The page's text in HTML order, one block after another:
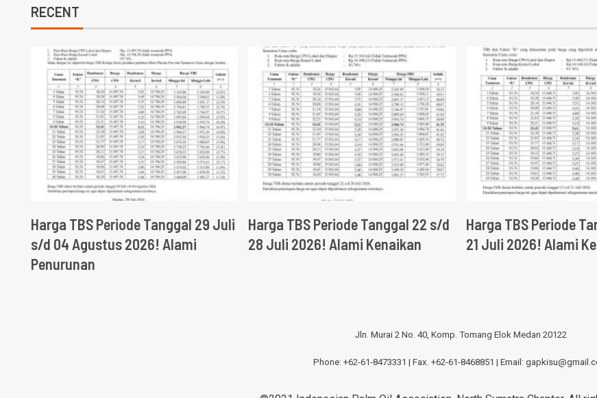
RECENT
Harga TBS Periode Tanggal 29 Juli
s/d 04 Agustus 2026! Alami
Penurunan
Harga TBS Periode Tanggal 22 s/d
28 Juli 2026! Alami Kenaikan
Harga TBS Periode
21 Juli 2026! Alami
Jln. Murai 2 No. 40, Komp. Tomang Elok Medan 20122
Phone: +62-61-8473331 | Fax. +62-61-8468851 | Email: